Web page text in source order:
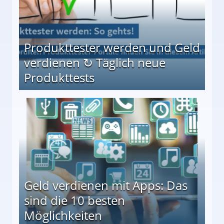
Produkttester werden und Geld
verdienen ↻ Täglich neue
Produkttests
↻ Täglich neue Produkttests
Geld verdienen mit Apps: Das
sind die 10 besten
Möglichkeiten